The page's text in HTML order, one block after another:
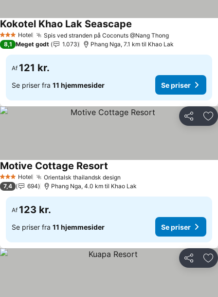
3 StjernerHotel Spis ved stranden på Coconuts @Nang Thong
Kokotel Khao Lak Seascape
8,1 Meget godt 1.073 Phang Nga, 7.1 km til Khao Lak
Af 121 kr.
Se priser fra 11 hjemmesider Se priser
Del
3 StjernerHotel Orientalsk thailandsk design
Motive Cottage Resort
7,4 694 Phang Nga, 4.0 km til Khao Lak
Af 123 kr.
Se priser fra 11 hjemmesider Se priser
Del